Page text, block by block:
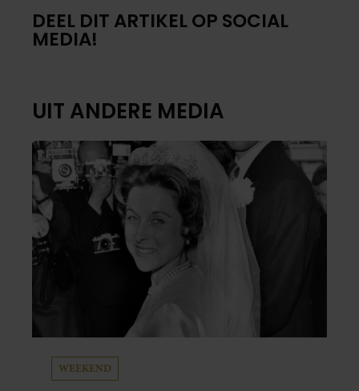
DEEL DIT ARTIKEL OP SOCIAL
MEDIA!
UIT ANDERE MEDIA
WEEKEND